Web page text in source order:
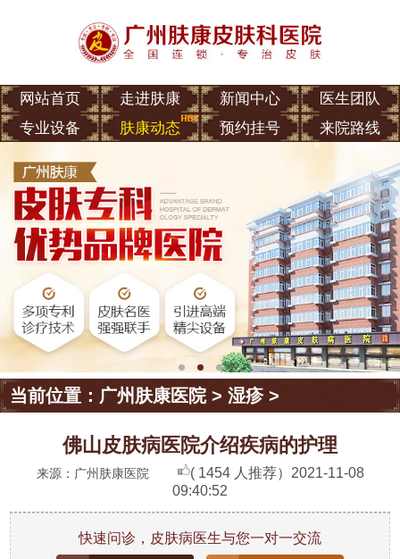
网站首页 走进肤康 新闻中心
医生团队
专业设备
肤康动态 预约挂号 来院路线
当前位置： 广州肤康医院>湿疹>
佛山皮肤病医院介绍疾病的护理
来源：广州肤康医院 ( 1454 人推荐） 2021-11-08
09:40:52
快速问诊，皮肤病医生与您一对一交流